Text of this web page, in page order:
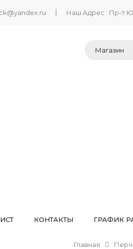
Наш Адрес : Пр-т
КОНТАКТЫ ГРАФИК
Главная